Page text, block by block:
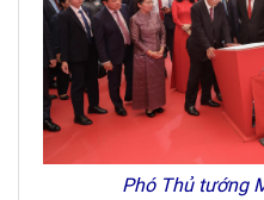
Phó Thủ tướng